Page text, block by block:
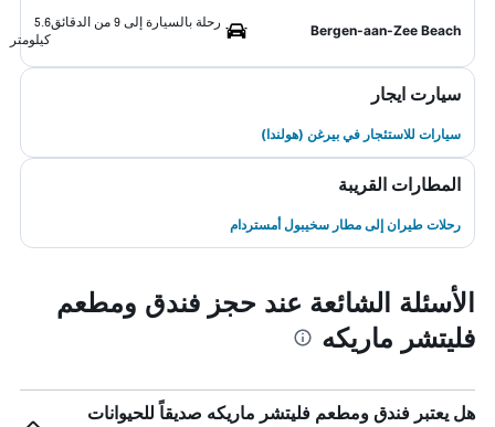
Bergen-aan-Zee Beach
رحلة بالسيارة إلى 9 من الدقائق
5.6
كيلومتر
سيارت ايجار
سيارات للاستئجار في بيرغن (هولندا)
المطارات القريبة
رحلات طيران إلى مطار سخيبول أمستردام
الأسئلة الشائعة عند حجز فندق ومطعم
فليتشر ماريكه
هل يعتبر فندق ومطعم فليتشر ماريكه صديقاً للحيوانات